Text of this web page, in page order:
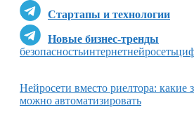
Стартапы и технологии
Новые бизнес-тренды
безопасностьинтернетнейросеть
Нейросети вместо риелтора: какие
можно автоматизировать